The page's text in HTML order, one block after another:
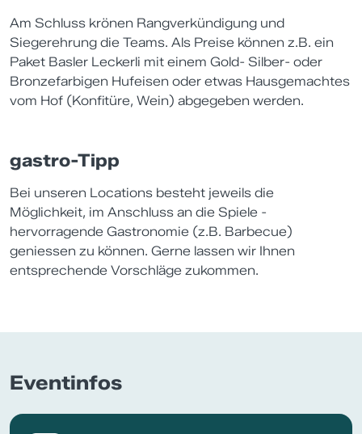
Am Schluss krönen Rangverkündigung und
Siegerehrung die Teams. Als Preise können z.B. ein
Paket Basler Leckerli mit einem Gold- Silber- oder
Bronzefarbigen Hufeisen oder etwas Hausgemachtes
vom Hof (Konfitüre, Wein) abgegeben werden.
gastro-Tipp
Bei unseren Locations besteht jeweils die
Möglichkeit, im Anschluss an die Spiele -
hervorragende Gastronomie (z.B. Barbecue)
geniessen zu können. Gerne lassen wir Ihnen
entsprechende Vorschläge zukommen.
Eventinfos